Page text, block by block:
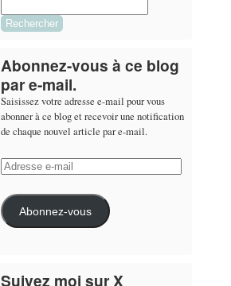
Abonnez-vous à ce blog
par e-mail.
Saisissez votre adresse e-mail pour vous
abonner à ce blog et recevoir une notification
de chaque nouvel article par e-mail.
Adresse
e-
mail
Abonnez-vous
Suivez moi sur X